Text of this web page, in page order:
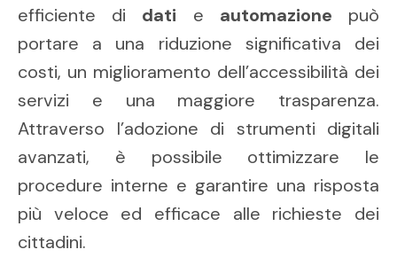
efficiente di dati e automazione può
portare a una riduzione significativa dei
costi, un miglioramento dell’accessibilità dei
servizi e una maggiore trasparenza.
Attraverso l’adozione di strumenti digitali
avanzati, è possibile ottimizzare le
procedure interne e garantire una risposta
più veloce ed efficace alle richieste dei
cittadini.